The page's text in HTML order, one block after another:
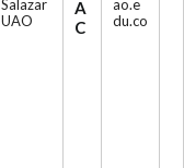
Salazar
UAO
A
C
ao.e
du.co